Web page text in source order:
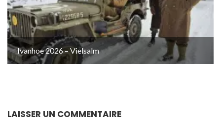
Ivanhoe 2026 – Vielsalm
LAISSER UN COMMENTAIRE